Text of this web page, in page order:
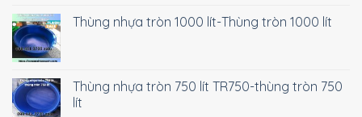
Thùng nhựa tròn 1000 lít-Thùng tròn 1000 lít
Thùng nhựa tròn 750 lít TR750-thùng tròn 750
lít